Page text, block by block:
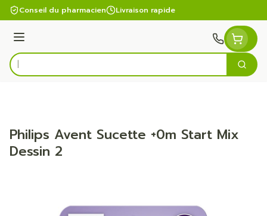
Aller au contenu
Conseil du pharmacien Livraison rapide
Menu
Rechercher
Philips Avent Sucette +0m Start Mix
Dessin 2